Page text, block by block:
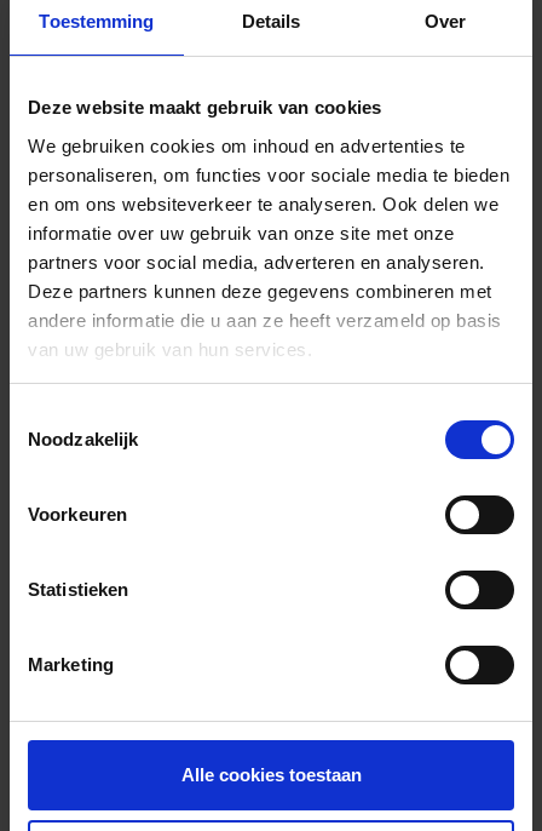
Toestemming Details Over
Deze website maakt gebruik van cookies
We gebruiken cookies om inhoud en advertenties te
personaliseren, om functies voor sociale media te bieden
en om ons websiteverkeer te analyseren. Ook delen we
informatie over uw gebruik van onze site met onze
partners voor social media, adverteren en analyseren.
Deze partners kunnen deze gegevens combineren met
andere informatie die u aan ze heeft verzameld op basis
van uw gebruik van hun services.
Noodzakelijk
Voorkeuren
Statistieken
Marketing
Alle cookies toestaan